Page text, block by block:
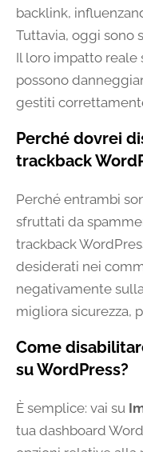
backlink,
Tuttavia, oggi sono
Il loro impatto reale
possono
gestiti
Perché dovrei
trackback
Perché entrambi
sfruttati da
trackback
desiderati nei
negativamente
migliora sicurezza,
Come
su WordPress?
È semplice: vai su
tua dashboard